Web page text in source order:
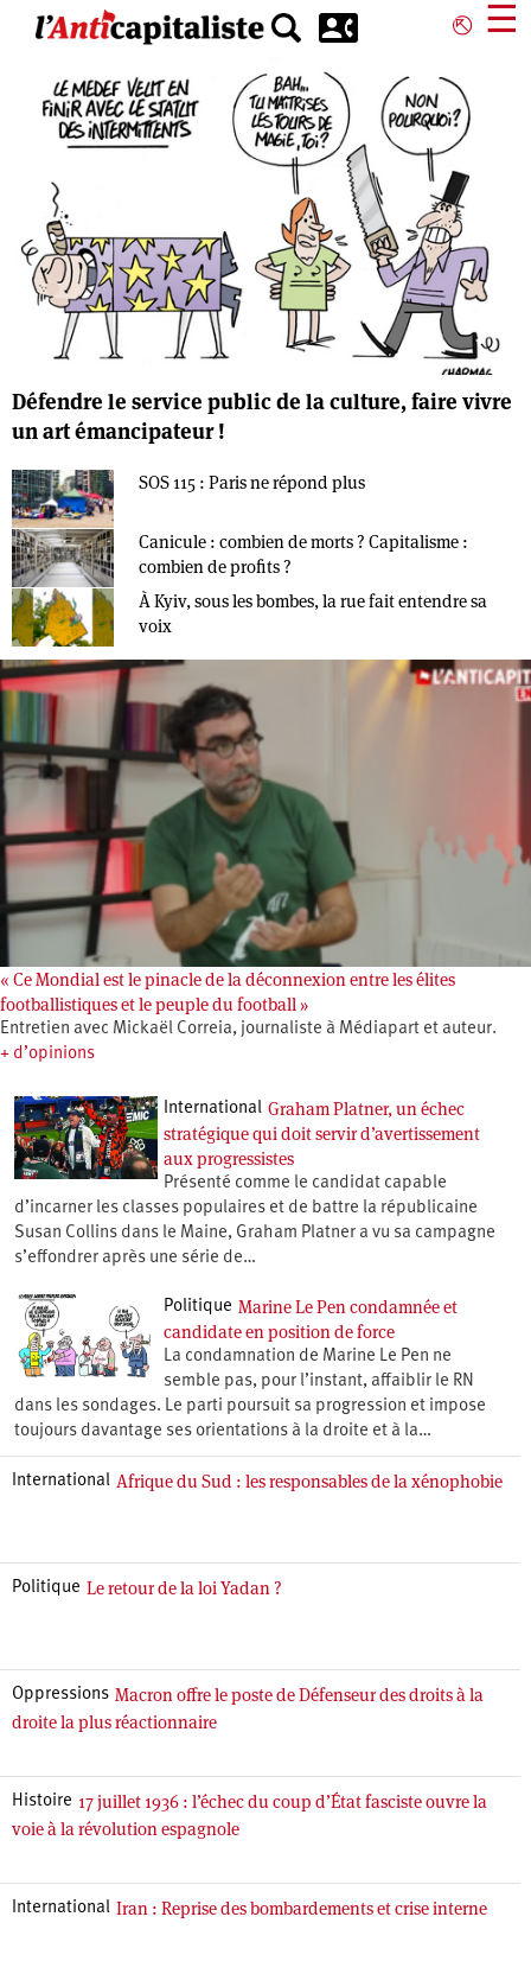
principal
⎋ ☰
Défendre le service public de la culture, faire vivre
un art émancipateur !
SOS 115 : Paris ne répond plus
Canicule : combien de morts ? Capitalisme :
combien de profits ?
À Kyiv, sous les bombes, la rue fait entendre sa
voix
« Ce Mondial est le pinacle de la déconnexion entre les élites
footballistiques et le peuple du football »
Entretien avec Mickaël Correia, journaliste à Médiapart et auteur.
+ d’opinions
International Graham Platner, un échec
stratégique qui doit servir d’avertissement
aux progressistes
Présenté comme le candidat capable
d’incarner les classes populaires et de battre la républicaine
Susan Collins dans le Maine, Graham Platner a vu sa campagne
s’effondrer après une série de…
Politique Marine Le Pen condamnée et
candidate en position de force
La condamnation de Marine Le Pen ne
semble pas, pour l’instant, affaiblir le RN
dans les sondages. Le parti poursuit sa progression et impose
toujours davantage ses orientations à la droite et à la…
International Afrique du Sud : les responsables de la xénophobie
Politique Le retour de la loi Yadan ?
Oppressions Macron offre le poste de Défenseur des droits à la
droite la plus réactionnaire
Histoire 17 juillet 1936 : l’échec du coup d’État fasciste ouvre la
voie à la révolution espagnole
International Iran : Reprise des bombardements et crise interne